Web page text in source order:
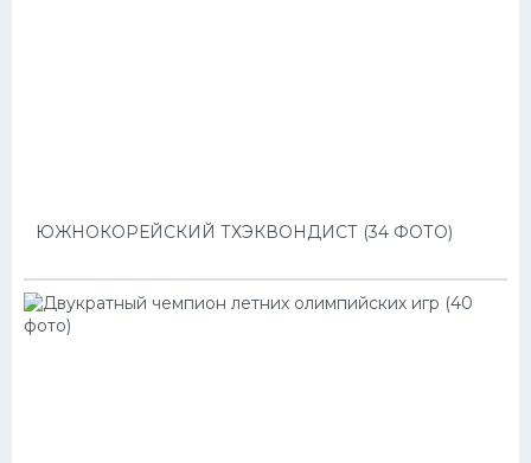
ЮЖНОКОРЕЙСКИЙ ТХЭКВОНДИСТ (34 ФОТО)